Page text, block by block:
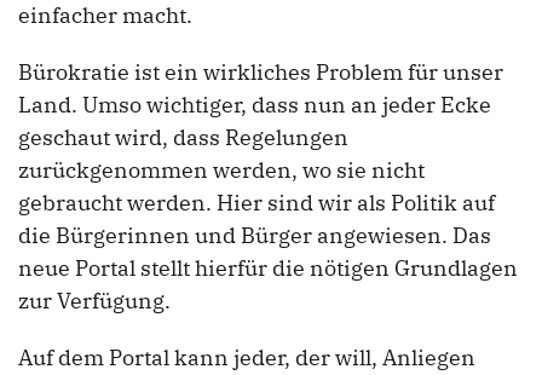
einfacher macht.
Bürokratie ist ein wirkliches Problem für unser
Land. Umso wichtiger, dass nun an jeder Ecke
geschaut wird, dass Regelungen
zurückgenommen werden, wo sie nicht
gebraucht werden. Hier sind wir als Politik auf
die Bürgerinnen und Bürger angewiesen. Das
neue Portal stellt hierfür die nötigen Grundlagen
zur Verfügung.
Auf dem Portal kann jeder, der will, Anliegen